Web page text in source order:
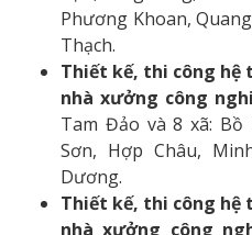
Phương Khoan,
Thạch.
Thiết kế, thi công
nhà xưởng công
Tam Đảo và 8 xã:
Sơn, Hợp Châu,
Dương.
Thiết kế, thi công
nhà xưởng công